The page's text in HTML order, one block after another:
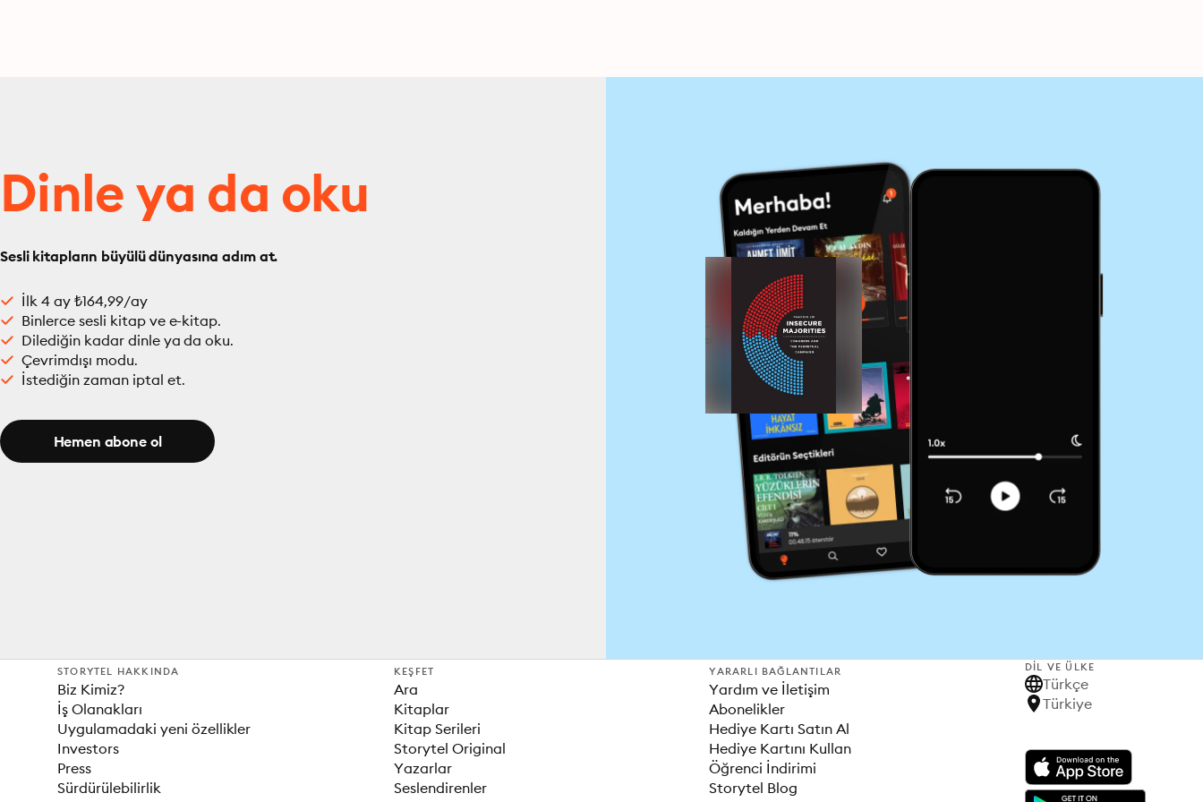
Dinle ya da oku
Sesli kitapların büyülü dünyasına adım at.
İlk 4 ay ₺164,99/ay
Binlerce sesli kitap ve e-kitap.
Dilediğin kadar dinle ya da oku.
Çevrimdışı modu.
İstediğin zaman iptal et.
Hemen abone ol
STORYTEL HAKKINDA
Biz Kimiz?
İş Olanakları
Uygulamadaki yeni özellikler
Investors
Press
Sürdürülebilirlik
KEŞFET
Ara
Kitaplar
Kitap Serileri
Storytel Original
Yazarlar
Seslendirenler
YARARLI BAĞLANTILAR
Yardım ve İletişim
Abonelikler
Hediye Kartı Satın Al
Hediye Kartını Kullan
Öğrenci İndirimi
Storytel Blog
DIL VE ÜLKE
Türkçe
Türkiye